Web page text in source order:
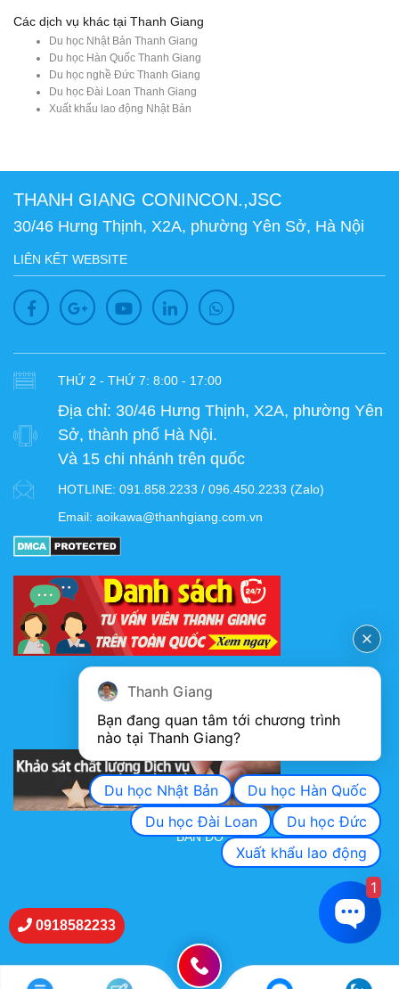
Các dịch vụ khác tại Thanh Giang
Du học Nhật Bản Thanh Giang
Du học Hàn Quốc Thanh Giang
Du học nghề Đức Thanh Giang
Du học Đài Loan Thanh Giang
Xuất khẩu lao động Nhật Bản
THANH GIANG CONINCON.,JSC
30/46 Hưng Thịnh, X2A, phường Yên Sở, Hà Nội
LIÊN KẾT WEBSITE
THỨ 2 - THỨ 7: 8:00 - 17:00
Địa chỉ: 30/46 Hưng Thịnh, X2A, phường Yên
Sở, thành phố Hà Nội.
Và 15 chi nhánh trên quốc
HOTLINE: 091.858.2233 / 096.450.2233 (Zalo)
Email: aoikawa@thanhgiang.com.vn
KHẢO SÁT CHẤT LƯỢNG DỊCH VỤ
BẢN ĐỒ
0918582233
Thanh Giang
Bạn đang quan tâm tới chương trình
nào tại Thanh Giang?
Du học Nhật Bản
Du học Hàn Quốc
Du học Đài Loan
Du học Đức
Xuất khẩu lao động
1